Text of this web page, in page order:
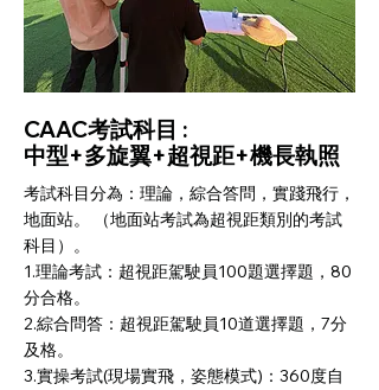
CAAC考試科目 :
中型+多旋翼+超視距+機長執照
考試科目分為：理論，綜合答問，實踐飛行，
地面站。 （地面站考試為超視距類別的考試
科目）。
1.理論考試：超視距駕駛員100題選擇題，80
分合格。
2.綜合問答：超視距駕駛員10道選擇題，7分
及格。
3.實操考試(現場實飛，姿態模式)：360度自